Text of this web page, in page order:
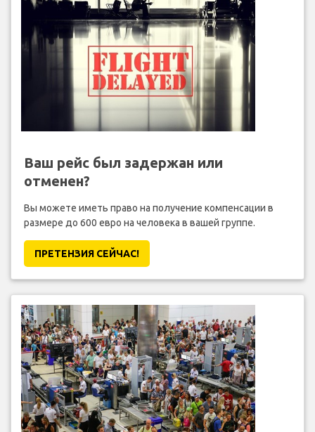
Ваш рейс был задержан или
отменен?
Вы можете иметь право на получение компенсации в
размере до 600 евро на человека в вашей группе.
ПРЕТЕНЗИЯ CЕЙЧАС!